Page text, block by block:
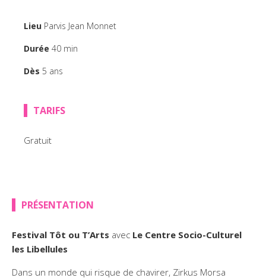
CINÉMA
Lieu Parvis Jean Monnet
Durée 40 min
Dès 5 ans
TARIFS
Gratuit
PRÉSENTATION
Festival Tôt ou T’Arts avec Le Centre Socio-Culturel
les Libellules
Dans un monde qui risque de chavirer, Zirkus Morsa